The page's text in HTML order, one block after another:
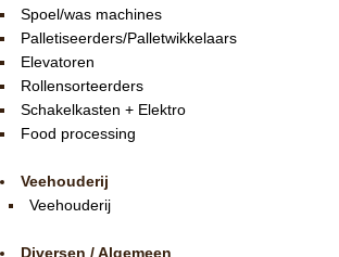
Spoel/was machines
Palletiseerders/Palletwikkelaars
Elevatoren
Rollensorteerders
Schakelkasten + Elektro
Food processing
Veehouderij
Veehouderij
Diversen / Algemeen